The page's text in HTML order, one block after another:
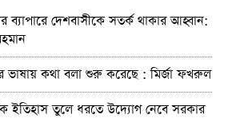
ব্যাপারে দেশবাসীকে সতর্ক থাকার আহ্বান:
ভাষায় কথা বলা শুরু করেছে : মির্জা ফখরুল
ইতিহাস তুলে ধরতে উদ্যোগ নেবে সরকার